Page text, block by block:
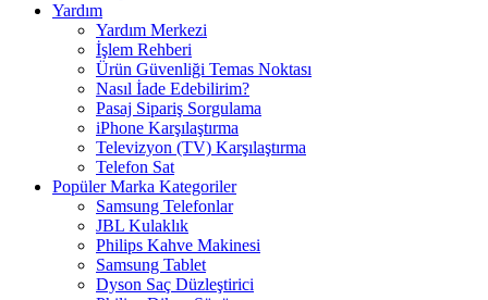
Yardım
Yardım Merkezi
İşlem Rehberi
Ürün Güvenliği Temas Noktası
Nasıl İade Edebilirim?
Pasaj Sipariş Sorgulama
iPhone Karşılaştırma
Televizyon (TV) Karşılaştırma
Telefon Sat
Popüler Marka Kategoriler
Samsung Telefonlar
JBL Kulaklık
Philips Kahve Makinesi
Samsung Tablet
Dyson Saç Düzleştirici